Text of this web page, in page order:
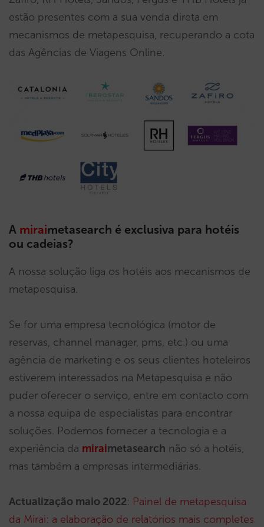
estão presentes com a sua venda direta em
mecanismos de metapesquisa, recuperando a cota
das Agências de Viagens Online.
A miraimetasearch é exclusiva para hotéis
ou cadeias?
A nossa solução liga os hotéis aos mecanismos de
metapesquisa.
Se for uma empresa tecnológica (motor de
reservas, channel manager, pms, etc.) ou uma
agência de marketing e os seus clientes hoteleiros
estiverem interessados na Metapesquisa e não
puder oferecer o serviço, entre em contacto com
a nossa equipa de especialistas para encontrar
soluções. Podemos fornecer a tecnologia e a
experiência da miraimetasearch não só a hotéis,
mas também a empresas intermediárias.
Actualização maio 2022: Painel de metapesquisa
da Mirai: a elaboração de relatórios mais completes